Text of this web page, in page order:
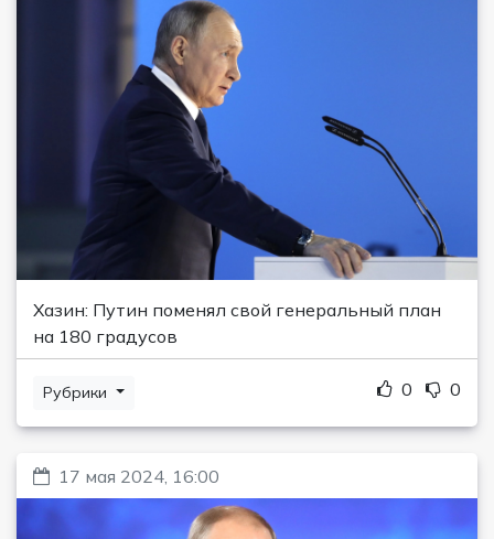
Хазин: Путин поменял свой генеральный план
на 180 градусов
Рубрики 0 0
17 мая 2024, 16:00